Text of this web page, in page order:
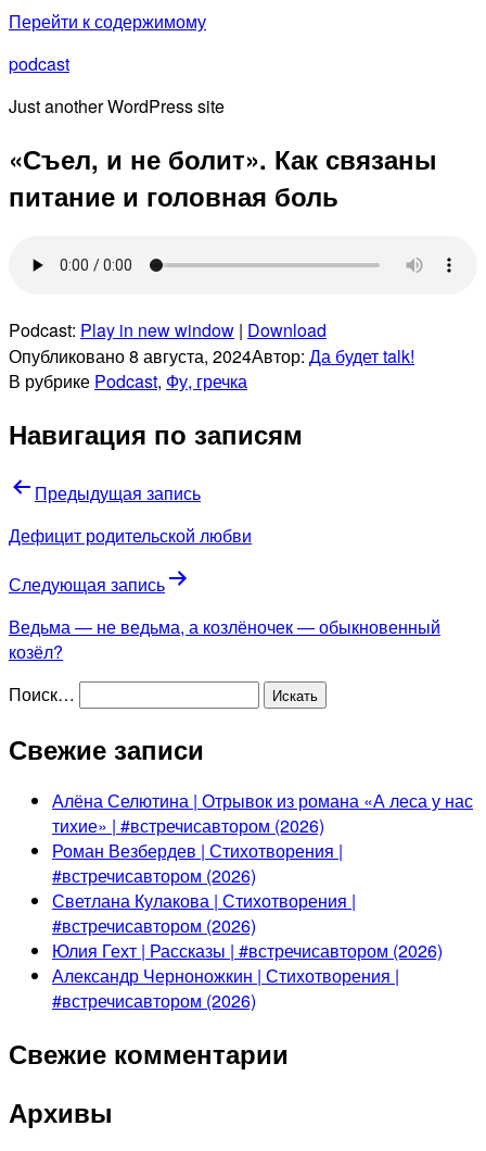
Перейти к содержимому
podcast
Just another WordPress site
«Съел, и не болит». Как связаны
питание и головная боль
Podcast: Play in new window | Download
Опубликовано8 августа, 2024Автор: Да будет talk!
В рубрике Podcast, Фу, гречка
Навигация по записям
Предыдущая запись
Дефицит родительской любви
Следующая запись
Ведьма — не ведьма, а козлёночек — обыкновенный
козёл?
Поиск…
Свежие записи
Алёна Селютина | Отрывок из романа «А леса у нас
тихие» | #встречисавтором (2026)
Роман Везбердев | Стихотворения |
#встречисавтором (2026)
Светлана Кулакова | Стихотворения |
#встречисавтором (2026)
Юлия Гехт | Рассказы | #встречисавтором (2026)
Александр Черноножкин | Стихотворения |
#встречисавтором (2026)
Свежие комментарии
Архивы